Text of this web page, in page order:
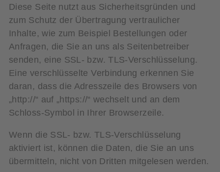
Diese Seite nutzt aus Sicherheitsgründen und
zum Schutz der Übertragung vertraulicher
Inhalte, wie zum Beispiel Bestellungen oder
Anfragen, die Sie an uns als Seitenbetreiber
senden, eine SSL- bzw. TLS-Verschlüsselung.
Eine verschlüsselte Verbindung erkennen Sie
daran, dass die Adresszeile des Browsers von
„http://“ auf „https://“ wechselt und an dem
Schloss-Symbol in Ihrer Browserzeile.
Wenn die SSL- bzw. TLS-Verschlüsselung
aktiviert ist, können die Daten, die Sie an uns
übermitteln, nicht von Dritten mitgelesen werden.